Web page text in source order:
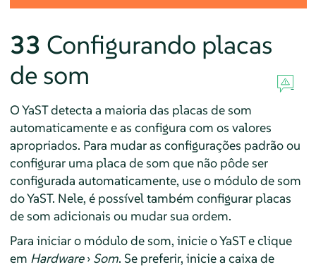
33 Configurando placas
de som
O YaST detecta a maioria das placas de som
automaticamente e as configura com os valores
apropriados. Para mudar as configurações padrão ou
configurar uma placa de som que não pôde ser
configurada automaticamente, use o módulo de som
do YaST. Nele, é possível também configurar placas
de som adicionais ou mudar sua ordem.
Para iniciar o módulo de som, inicie o YaST e clique
em Hardware› Som. Se preferir, inicie a caixa de